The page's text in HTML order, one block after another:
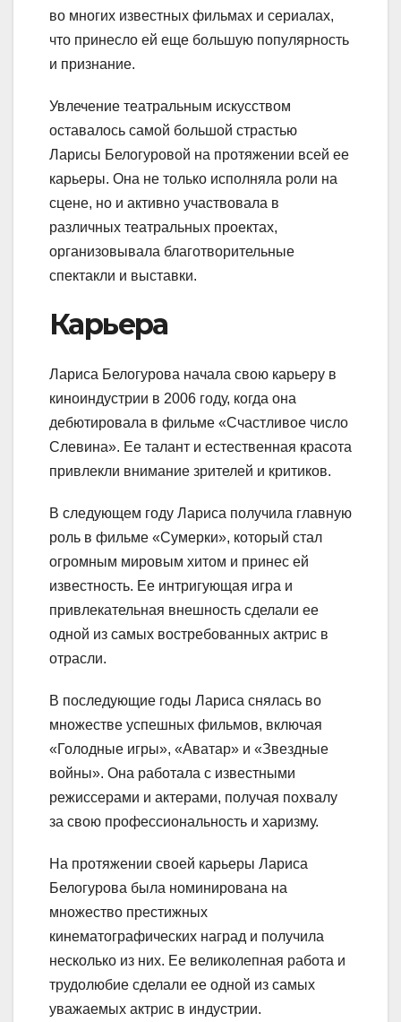
во многих известных фильмах и сериалах,
что принесло ей еще большую популярность
и признание.
Увлечение театральным искусством
оставалось самой большой страстью
Ларисы Белогуровой на протяжении всей ее
карьеры. Она не только исполняла роли на
сцене, но и активно участвовала в
различных театральных проектах,
организовывала благотворительные
спектакли и выставки.
Карьера
Лариса Белогурова начала свою карьеру в
киноиндустрии в 2006 году, когда она
дебютировала в фильме «Счастливое число
Слевина». Ее талант и естественная красота
привлекли внимание зрителей и критиков.
В следующем году Лариса получила главную
роль в фильме «Сумерки», который стал
огромным мировым хитом и принес ей
известность. Ее интригующая игра и
привлекательная внешность сделали ее
одной из самых востребованных актрис в
отрасли.
В последующие годы Лариса снялась во
множестве успешных фильмов, включая
«Голодные игры», «Аватар» и «Звездные
войны». Она работала с известными
режиссерами и актерами, получая похвалу
за свою профессиональность и харизму.
На протяжении своей карьеры Лариса
Белогурова была номинирована на
множество престижных
кинематографических наград и получила
несколько из них. Ее великолепная работа и
трудолюбие сделали ее одной из самых
уважаемых актрис в индустрии.